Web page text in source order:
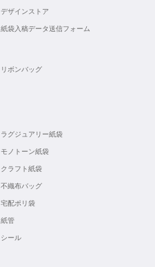
デザインストア
紙袋入稿データ送信フォーム
リボンバッグ
ラグジュアリー紙袋
モノトーン紙袋
クラフト紙袋
不織布バッグ
宅配ポリ袋
紙管
シール